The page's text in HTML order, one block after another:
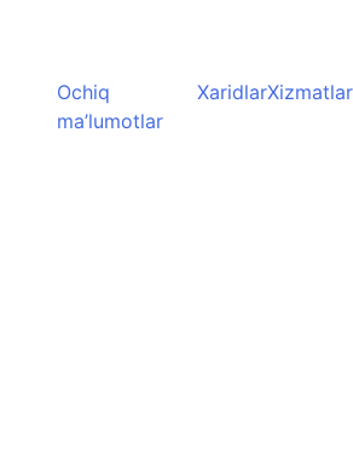
Ochiq
ma’lumotlar
XaridlarXizmatlar